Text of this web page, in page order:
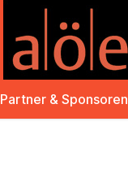
Partner & Sponsoren